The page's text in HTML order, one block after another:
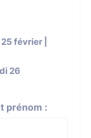
prénom :